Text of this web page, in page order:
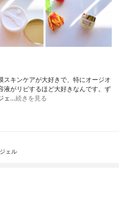
スキンケアが大好きで、特にオージオ
液がリピするほど大好きなんです。ず
ェ…続きを見る
ェル